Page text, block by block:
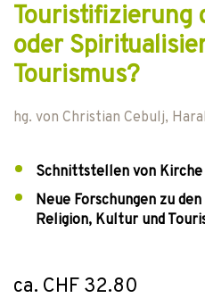
Touristifizierung
oder
Tourismus?
hg. von Christian Cebulj,
Schnittstellen von Kirche
Neue Forschungen zu
Religion, Kultur und
ca. CHF 32.80